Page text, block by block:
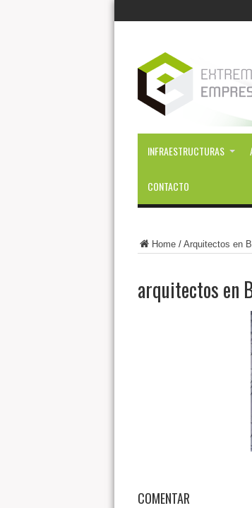
INFRAESTRUCTURAS
CONTACTO
Home/ Arquitectos en
arquitectos en
COMENTAR